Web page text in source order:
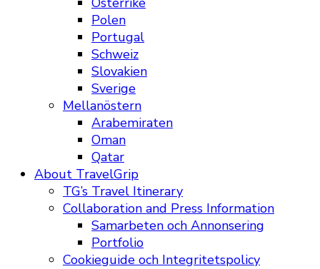
Polen
Portugal
Schweiz
Slovakien
Sverige
Mellanöstern
Arabemiraten
Oman
Qatar
About TravelGrip
TG’s Travel Itinerary
Collaboration and Press Information
Samarbeten och Annonsering
Portfolio
Cookieguide och Integritetspolicy